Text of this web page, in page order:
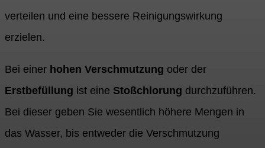
verteilen und eine bessere Reinigungswirkung
erzielen.
Bei einer hohen Verschmutzung oder der
Erstbefüllung ist eine Stoßchlorung durchzuführen.
Bei dieser geben Sie wesentlich höhere Mengen in
das Wasser, bis entweder die Verschmutzung